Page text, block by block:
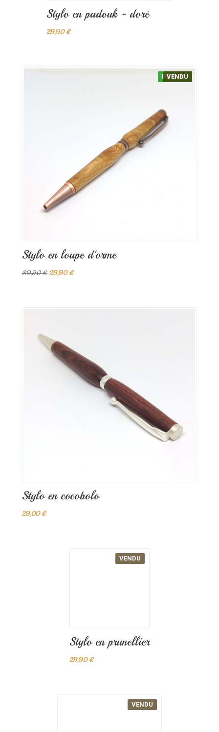
Stylo en padouk - doré
29,90 €
Stylo en loupe d'orme
39,90 € 29,90 €
PROMO !
VENDU
Stylo en cocobolo
29,00 €